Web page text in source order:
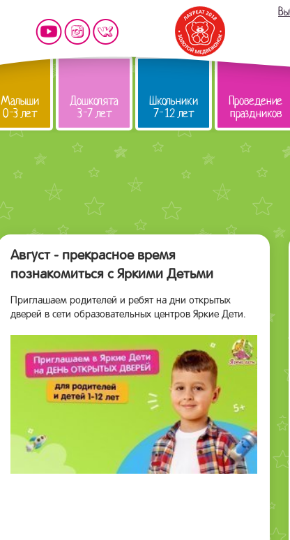
Малыши
0-3 лет
Дошколята
3-7 лет
Школьники
7-12 лет
Проведение
праздников
Август - прекрасное время
познакомиться с Яркими Детьми
Приглашаем родителей и ребят на дни открытых
дверей в сети образовательных центров Яркие Дети.